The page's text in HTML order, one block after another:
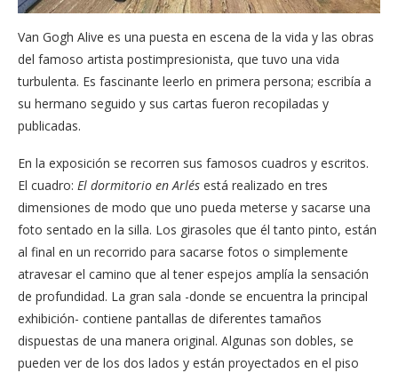
Van Gogh Alive es una puesta en escena de la vida y las obras
del famoso artista postimpresionista, que tuvo una vida
turbulenta. Es fascinante leerlo en primera persona; escribía a
su hermano seguido y sus cartas fueron recopiladas y
publicadas.
En la exposición se recorren sus famosos cuadros y escritos.
El cuadro: El dormitorio en Arlés está realizado en tres
dimensiones de modo que uno pueda meterse y sacarse una
foto sentado en la silla. Los girasoles que él tanto pinto, están
al final en un recorrido para sacarse fotos o simplemente
atravesar el camino que al tener espejos amplía la sensación
de profundidad. La gran sala -donde se encuentra la principal
exhibición- contiene pantallas de diferentes tamaños
dispuestas de una manera original. Algunas son dobles, se
pueden ver de los dos lados y están proyectados en el piso